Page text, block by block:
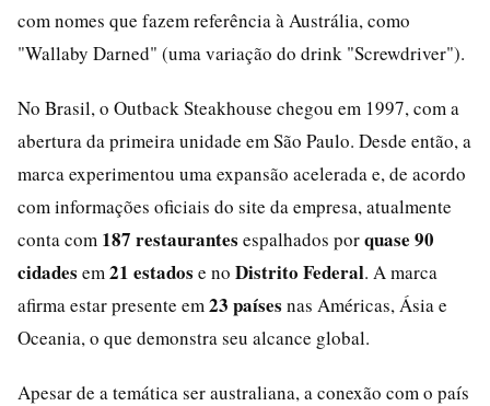
com nomes que fazem referência à Austrália, como
"Wallaby Darned" (uma variação do drink "Screwdriver").
No Brasil, o Outback Steakhouse chegou em 1997, com a
abertura da primeira unidade em São Paulo. Desde então, a
marca experimentou uma expansão acelerada e, de acordo
com informações oficiais do site da empresa, atualmente
conta com 187 restaurantes espalhados porquase 90
cidades em 21 estados e no Distrito Federal. A marca
afirma estar presente em 23 países nas Américas, Ásia e
Oceania, o que demonstra seu alcance global.
Apesar de a temática ser australiana, a conexão com o país